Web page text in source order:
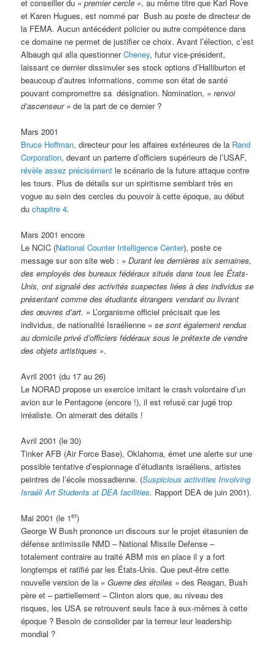
et conseiller du « premier cercle », au même titre que Karl Rove
et Karen Hugues, est nommé par Bush au poste de directeur de
la FEMA. Aucun antécédent policier ou autre compétence dans
ce domaine ne permet de justifier ce choix. Avant l’élection, c’est
Albaugh qui alla questionnerCheney, futur vice-président,
laissant ce dernier dissimuler ses stock options d’Halliburton et
beaucoup d’autres informations, comme son état de santé
pouvant compromettre sa désignation. Nomination, « renvoi
d’ascenseur » de la part de ce dernier ?
Mars 2001
Bruce Hoffman, directeur pour les affaires extérieures de la Rand
Corporation, devant un parterre d’officiers supérieurs de l’USAF,
révèle assez précisément le scénario de la future attaque contre
les tours. Plus de détails sur un spiritisme semblant très en
vogue au sein des cercles du pouvoir à cette époque, au début
duchapitre 4.
Mars 2001 encore
Le NCIC (National Counter Intelligence Center), poste ce
message sur son site web : « Durant les dernières six semaines,
des employés des bureaux fédéraux situés dans tous les États-
Unis, ont signalé des activités suspectes liées à des individus se
présentant comme des étudiants étrangers vendant ou livrant
des œuvres d’art. » L’organisme officiel précisait que les
individus, de nationalité Israélienne « se sont également rendus
au domicile privé d’officiers fédéraux sous le prétexte de vendre
des objets artistiques ».
Avril 2001 (du 17 au 26)
Le NORAD propose un exercice imitant le crash volontaire d’un
avion sur le Pentagone (encore !), il est refusé car jugé trop
irréaliste. On aimerait des détails !
Avril 2001 (le 30)
Tinker AFB (Air Force Base), Oklahoma, émet une alerte sur une
possible tentative d’espionnage d’étudiants israéliens, artistes
peintres de l’école mossadienne. (Suspicious activities Involving
Israéli Art Students at DEA facilities. Rapport DEA de juin 2001).
Mai 2001 (le 1er)
George W Bush prononce un discours sur le projet étasunien de
défense antimissile NMD – National Missile Defense –
totalement contraire au traité ABM mis en place il y a fort
longtemps et ratifié par les États-Unis. Que peut-être cette
nouvelle version de la «Guerre des étoiles » des Reagan, Bush
père et – partiellement – Clinton alors que, au niveau des
risques, les USA se retrouvent seuls face à eux-mêmes à cette
époque ? Besoin de consolider par la terreur leur leadership
mondial ?